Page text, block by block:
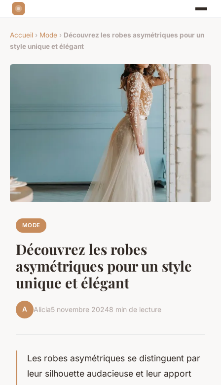
Accueil › Mode › Découvrez les robes asymétriques pour un
style unique et élégant
MODE
Découvrez les robes
asymétriques pour un style
unique et élégant
A Alicia5 novembre 20248 min de lecture
Les robes asymétriques se distinguent par
leur silhouette audacieuse et leur apport